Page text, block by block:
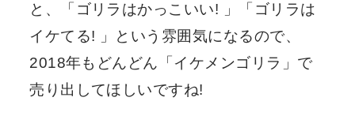
と、「ゴリラはかっこいい! 」「ゴリラは
イケてる! 」という雰囲気になるので、
2018年もどんどん「イケメンゴリラ」で
売り出してほしいですね!